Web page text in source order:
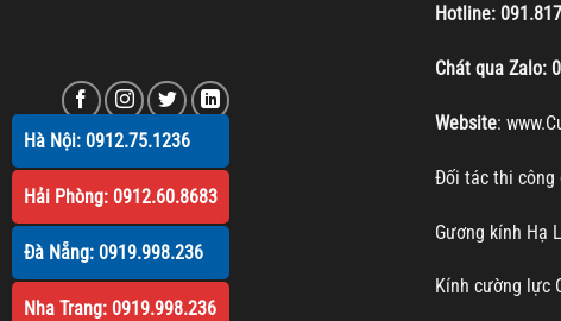
Hotline:
Chát qua Zalo:
Website:
Đối tác thi công
Gương kính Hạ
Kính cường lực
Hà Nội: 0912.75.1236
Hải Phòng: 0912.60.8683
Đà Nẵng: 0919.998.236
Nha Trang: 0919.998.236